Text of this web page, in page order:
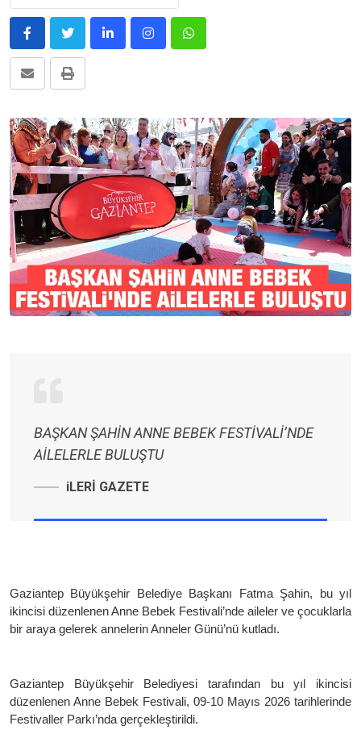
BAŞKAN ŞAHİN ANNE BEBEK FESTİVALİ’NDE
AİLELERLE BULUŞTU
iLERİ GAZETE
Gaziantep Büyükşehir Belediye Başkanı Fatma Şahin, bu yıl
ikincisi düzenlenen Anne Bebek Festivali’nde aileler ve çocuklarla
bir araya gelerek annelerin Anneler Günü’nü kutladı.
Gaziantep Büyükşehir Belediyesi tarafından bu yıl ikincisi
düzenlenen Anne Bebek Festivali, 09-10 Mayıs 2026 tarihlerinde
Festivaller Parkı’nda gerçekleştirildi.